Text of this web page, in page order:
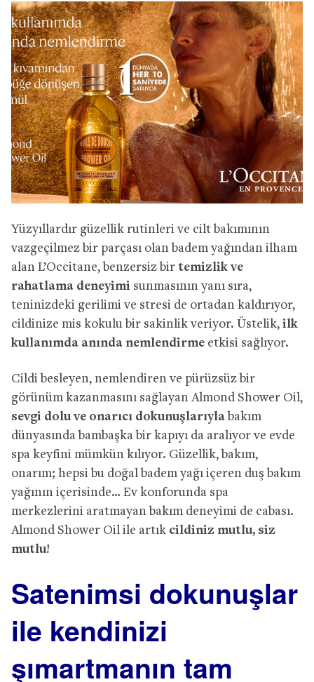
Yüzyıllardır güzellik rutinleri ve cilt bakımının
vazgeçilmez bir parçası olan badem yağından ilham
alan L’Occitane, benzersiz bir temizlik ve
rahatlama deneyimi sunmasının yanı sıra,
teninizdeki gerilimi ve stresi de ortadan kaldırıyor,
cildinize mis kokulu bir sakinlik veriyor. Üstelik, ilk
kullanımda anında nemlendirme etkisi sağlıyor.
Cildi besleyen, nemlendiren ve pürüzsüz bir
görünüm kazanmasını sağlayan Almond Shower Oil,
sevgi dolu ve onarıcı dokunuşlarıyla bakım
dünyasında bambaşka bir kapıyı da aralıyor ve evde
spa keyfini mümkün kılıyor. Güzellik, bakım,
onarım; hepsi bu doğal badem yağı içeren duş bakım
yağının içerisinde… Ev konforunda spa
merkezlerini aratmayan bakım deneyimi de cabası.
Almond Shower Oil ile artık cildiniz mutlu, siz
mutlu!
Satenimsi dokunuşlar
ile kendinizi
şımartmanın tam